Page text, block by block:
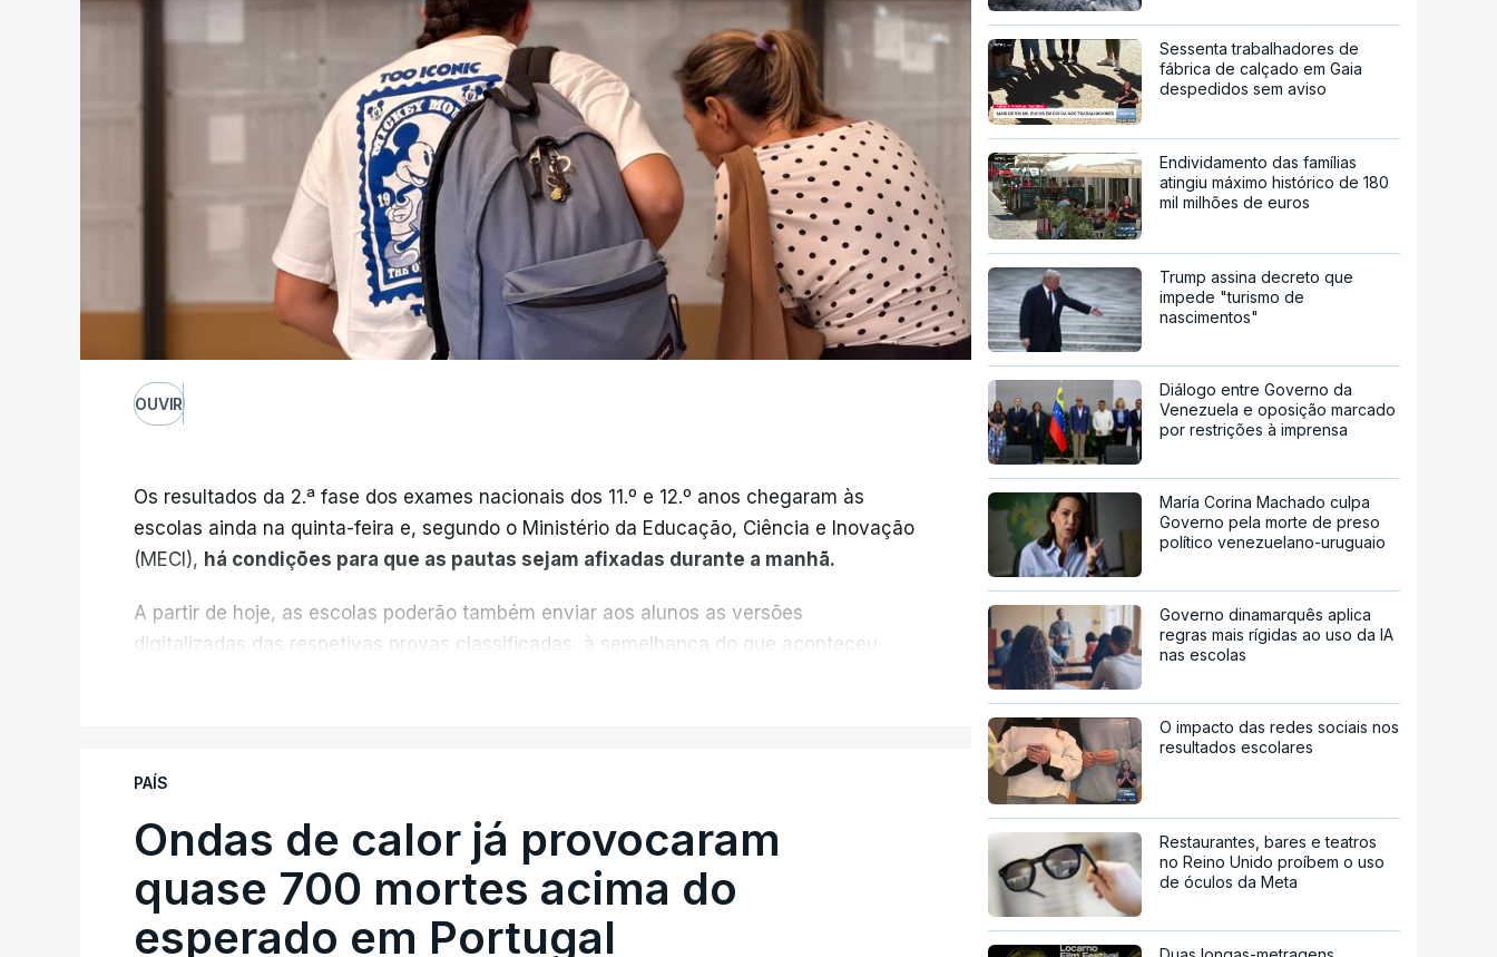
OUVIR
Os resultados da 2.ª fase dos exames nacionais dos 11.º e 12.º anos chegaram às
escolas ainda na quinta-feira e, segundo o Ministério da Educação, Ciência e Inovação
(MECI), há condições para que as pautas sejam afixadas durante a manhã.
A partir de hoje, as escolas poderão também enviar aos alunos as versões
digitalizadas das respetivas provas classificadas, à semelhança do que aconteceu
exames classificados a todos os estudantes para "reforçar a transparência e rigor do
processo" devido às falhas na classificação eletrónica.
Serão também publicadas as notas da 2.ª fase das provas finais do 9.º ano.
Quanto aos pedidos de reapreciação de provas realizadas durante a 1.ª fase, os
PAÍS
Ondas de calor já provocaram
quase 700 mortes acima do
esperado em Portugal
Sessenta trabalhadores de
fábrica de calçado em Gaia
despedidos sem aviso
Endividamento das famílias
atingiu máximo histórico de 180
mil milhões de euros
Trump assina decreto que
impede "turismo de
nascimentos"
Diálogo entre Governo da
Venezuela e oposição marcado
por restrições à imprensa
María Corina Machado culpa
Governo pela morte de preso
político venezuelano-uruguaio
Governo dinamarquês aplica
regras mais rígidas ao uso da IA
nas escolas
O impacto das redes sociais nos
resultados escolares
Restaurantes, bares e teatros
no Reino Unido proíbem o uso
de óculos da Meta